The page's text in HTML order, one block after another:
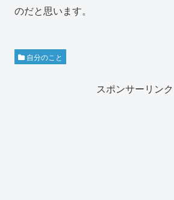
のだと思います。
自分のこと
スポンサーリンク